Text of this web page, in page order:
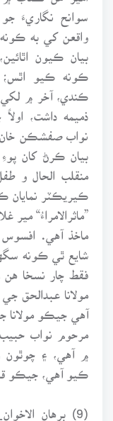
سوانح نگاريءَ
واقعن کي به
بيان ڪيون
ڪونه ڪيو
ڪندي، آخر ۾
ذميمه داشت،
نواب صفشڪن
بيان ڪرڻ کان
منقلب الحال و
ڪيريڪٽر
”ماثرالامراءُ“
ماخذ آهي.
شايع ٿي ڪونه
فقط چار نسخا هن
مولانا
آهي جيڪو مولانا
مرحوم نواب
۾ آهي، ۽ چوٿون
ڪيو آهي، جيڪو
(9) برهان